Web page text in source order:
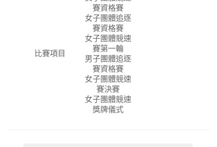
比賽項目
賽資格賽
女子團體追逐
賽資格賽
女子團體競速
賽第一輪
男子團體追逐
賽資格賽
女子團體競速
賽決賽
女子團體競速
獎牌儀式